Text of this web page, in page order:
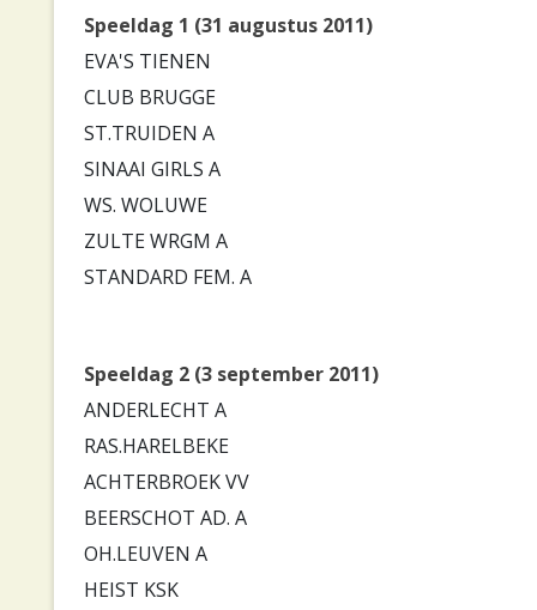
Speeldag 1 (31 augustus 2011)
EVA'S TIENEN
CLUB BRUGGE
ST.TRUIDEN A
SINAAI GIRLS A
WS. WOLUWE
ZULTE WRGM A
STANDARD FEM. A
Speeldag 2 (3 september 2011)
ANDERLECHT A
RAS.HARELBEKE
ACHTERBROEK VV
BEERSCHOT AD. A
OH.LEUVEN A
HEIST KSK